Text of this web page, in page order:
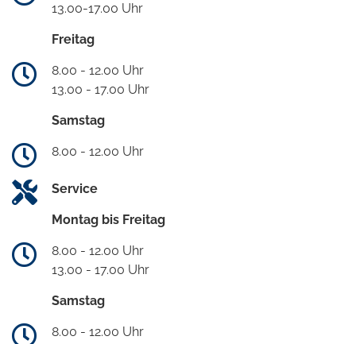
13.00-17.00 Uhr
Freitag
8.00 - 12.00 Uhr
13.00 - 17.00 Uhr
Samstag
8.00 - 12.00 Uhr
Service
Montag bis Freitag
8.00 - 12.00 Uhr
13.00 - 17.00 Uhr
Samstag
8.00 - 12.00 Uhr